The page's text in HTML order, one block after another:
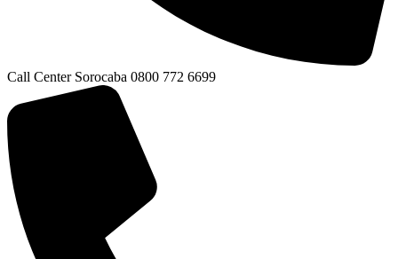
Call Center Sorocaba 0800 772 6699